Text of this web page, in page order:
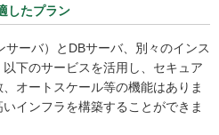
したプラン
ーバ）とDBサーバ、別々のインス
下のサービスを活用し、セキュア
オートスケール等の機能はありま
インフラを構築することができま